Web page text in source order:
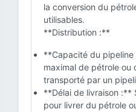
la conversion du
utilisables.
**Distribution :**
**Capacité du
maximal de pétrole
transporté par un
**Délai de livraison :**
pour livrer du pétrole